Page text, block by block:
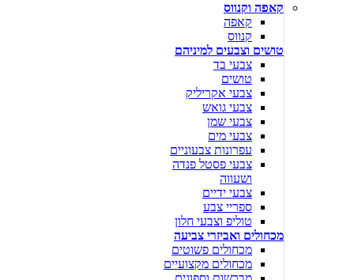
קאפה וקנווס
קאפה
קנווס
טושים וצבעים למיניהם
צבעי בד
טושים
צבעי אקריליק
צבעי גואש
צבעי שמן
צבעי מים
עפרונות צבעוניים
צבעי פסטל פנדה
ושעווה
צבעי ידיים
ספריי צבע
טוליפ וצבעי חלון
מכחולים ואביזרי צביעה
מכחולים פשוטים
מכחולים מקצועיים